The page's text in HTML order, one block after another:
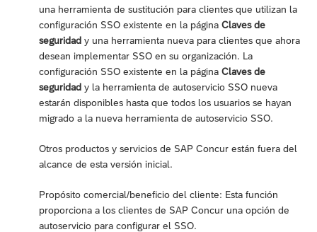
una herramienta de sustitución para clientes que utilizan la
configuración SSO existente en la página Claves de
seguridad y una herramienta nueva para clientes que ahora
desean implementar SSO en su organización. La
configuración SSO existente en la página Claves de
seguridad y la herramienta de autoservicio SSO nueva
estarán disponibles hasta que todos los usuarios se hayan
migrado a la nueva herramienta de autoservicio SSO.
Otros productos y servicios de SAP Concur están fuera del
alcance de esta versión inicial.
Propósito comercial/beneficio del cliente: Esta función
proporciona a los clientes de SAP Concur una opción de
autoservicio para configurar el SSO.